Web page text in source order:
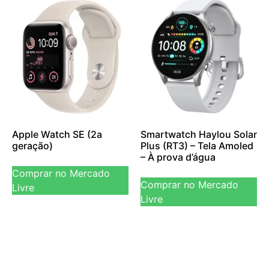
Apple Watch SE (2a
geração)
Comprar no Mercado
Livre
Smartwatch Haylou Solar
Plus (RT3) – Tela Amoled
– À prova d’água
Comprar no Mercado
Livre